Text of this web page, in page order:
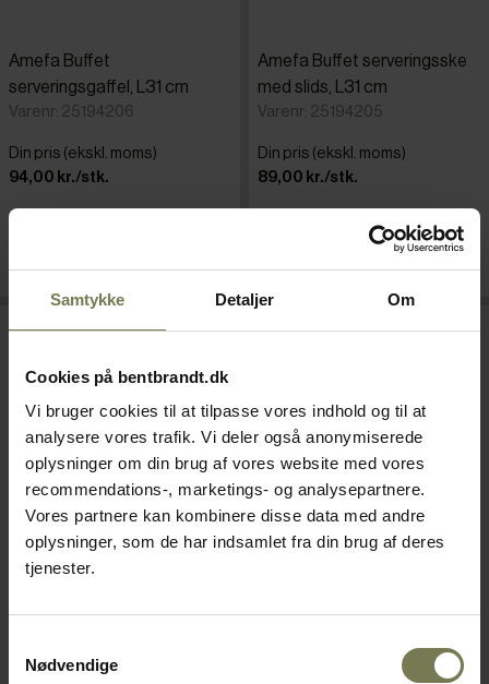
Samtykke Detaljer Om
Cookies på bentbrandt.dk
Vi bruger cookies til at tilpasse vores indhold og til at
analysere vores trafik. Vi deler også anonymiserede
oplysninger om din brug af vores website med vores
recommendations-, marketings- og analysepartnere.
Vores partnere kan kombinere disse data med andre
oplysninger, som de har indsamlet fra din brug af deres
tjenester.
Nødvendige
Amefa Buffet
serveringsgaffel, L31 cm
Varenr: 25194206
Din pris (ekskl. moms)
94,00 kr./stk.
Læg i kurv
Amefa Buffet serveringsske
med slids, L31 cm
Varenr: 25194205
Din pris (ekskl. moms)
89,00 kr./stk.
Læg i kurv
ø8,5 x L31 cm
cm